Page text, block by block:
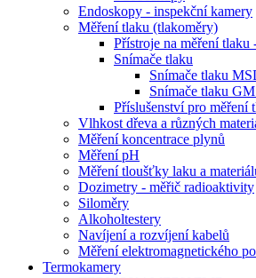
Endoskopy - inspekční kamery
Měření tlaku (tlakoměry)
Přístroje na měření
Snímače tlaku
Snímače tlaku
Snímače tlaku
Příslušenství pro měření
Vlhkost dřeva a různých
Měření koncentrace plynů
Měření pH
Měření tloušťky laku a
Dozimetry - měřič radioaktivity
Siloměry
Alkoholtestery
Navíjení a rozvíjení kabelů
Měření elektromagnetického
Termokamery